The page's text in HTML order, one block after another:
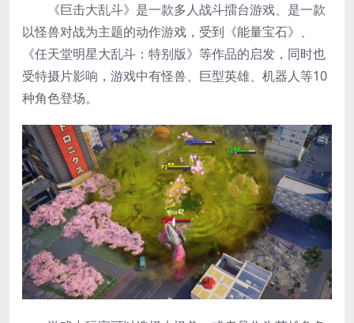
《巨击大乱斗》是一款多人战斗擂台游戏、是一款
以怪兽对战为主题的动作游戏，受到《能量宝石》、
《任天堂明星大乱斗：特别版》等作品的启发，同时也
受特摄片影响，游戏中有怪兽、巨型英雄、机器人等10
种角色登场。